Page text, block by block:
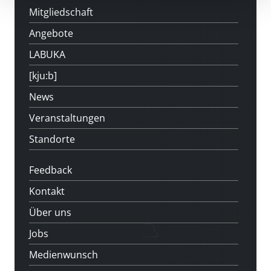
Mitgliedschaft
Angebote
LABUKA
[kju:b]
News
Veranstaltungen
Standorte
Feedback
Kontakt
Über uns
Jobs
Medienwunsch